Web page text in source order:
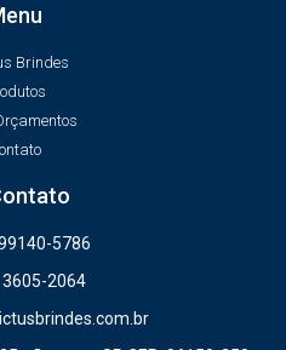
Brindes
5786
2064